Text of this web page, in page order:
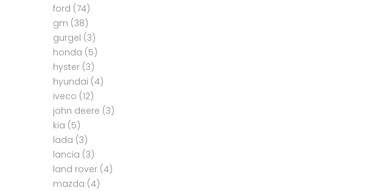
ford (74)
gm (38)
gurgel (3)
honda (5)
hyster (3)
hyundai (4)
iveco (12)
john deere (3)
kia (5)
lada (3)
lancia (3)
land rover (4)
mazda (4)